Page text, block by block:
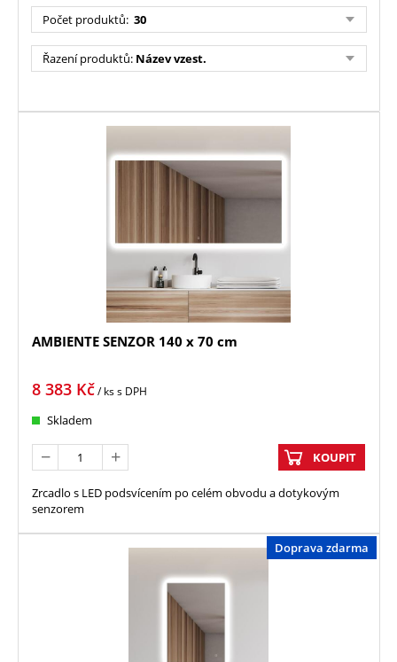
Počet produktů: 30
Řazení produktů: Název vzest.
AMBIENTE SENZOR 140 x 70 cm
8 383 Kč/ kss DPH
Skladem
KOUPIT
Zrcadlo s LED podsvícením po celém obvodu a dotykovým
senzorem
Doprava zdarma